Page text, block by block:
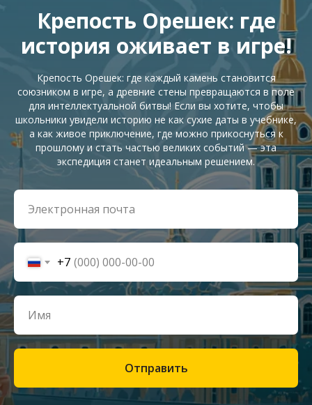
Крепость Орешек: где
история оживает в игре!
Крепость Орешек: где каждый камень становится
союзником в игре, а древние стены превращаются в поле
для интеллектуальной битвы! Если вы хотите, чтобы
школьники увидели историю не как сухие даты в учебнике,
а как живое приключение, где можно прикоснуться к
прошлому и стать частью великих событий — эта
экспедиция станет идеальным решением.
+7
Отправить